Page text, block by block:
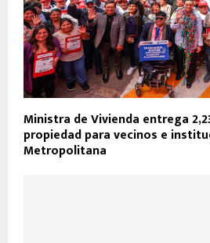
Ministra de Vivienda entrega
propiedad para vecinos e
Metropolitana